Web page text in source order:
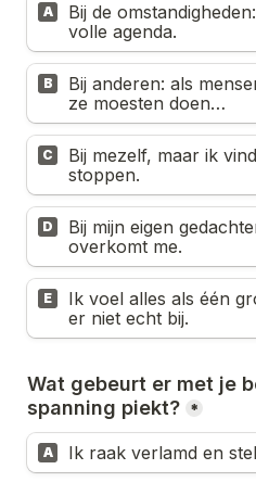
A
Bij de
volle agenda.
B
Bij anderen: als
ze moesten doen…
C
Bij mezelf, maar ik
stoppen.
D
Bij mijn eigen
overkomt me.
E
Ik voel alles als één
er niet echt bij.
Wat gebeurt er met je
spanning piekt? *
A Ik raak verlamd en